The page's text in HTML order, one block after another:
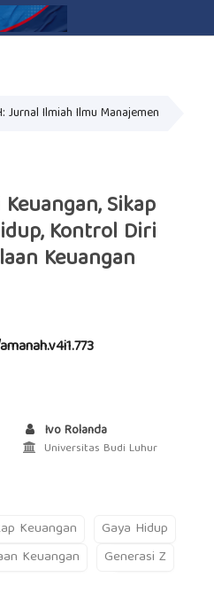
Jurnal Ilmiah Ilmu Manajemen
Sikap
Kontrol Diri
Keuangan
Ivo Rolanda
Universitas Budi Luhur
Keuangan
Gaya Hidup
Keuangan Generasi Z